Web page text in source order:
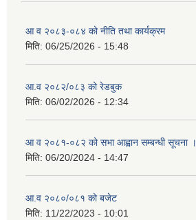
आ व २०८३-०८४ को नीति तथा कार्यक्रम
मिति: 06/25/2026 - 15:48
आ.व २०८२/०८३ को रेडबुक
मिति: 06/02/2026 - 12:34
आ व २०८१-०८२ को सभा आह्वान सम्बन्धी सूचना ।
मिति: 06/20/2024 - 14:47
आ.व २०८०/०८१ को बजेट
मिति: 11/22/2023 - 10:01